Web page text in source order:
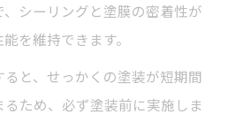
シーリングと塗膜の密着性が
を維持できます。
と、せっかくの塗装が短期間
ため、必ず塗装前に実施しま